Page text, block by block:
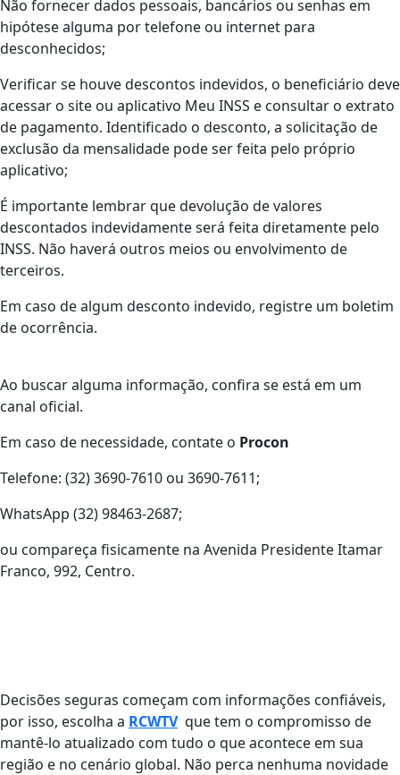
Não fornecer dados pessoais, bancários ou senhas em
hipótese alguma por telefone ou internet para
desconhecidos;
Verificar se houve descontos indevidos, o beneficiário deve
acessar o site ou aplicativo Meu INSS e consultar o extrato
de pagamento. Identificado o desconto, a solicitação de
exclusão da mensalidade pode ser feita pelo próprio
aplicativo;
É importante lembrar que devolução de valores
descontados indevidamente será feita diretamente pelo
INSS. Não haverá outros meios ou envolvimento de
terceiros.
Em caso de algum desconto indevido, registre um boletim
de ocorrência.
Ao buscar alguma informação, confira se está em um
canal oficial.
Em caso de necessidade, contate o Procon
Telefone: (32) 3690-7610 ou 3690-7611;
WhatsApp (32) 98463-2687;
ou compareça fisicamente na Avenida Presidente Itamar
Franco, 992, Centro.
Decisões seguras começam com informações confiáveis,
por isso, escolha a RCWTVque tem o compromisso de
mantê-lo atualizado com tudo o que acontece em sua
região e no cenário global. Não perca nenhuma novidade